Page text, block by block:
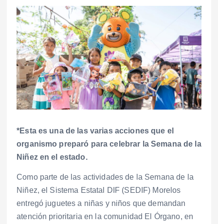
*Esta es una de las varias acciones que el
organismo preparó para celebrar la Semana de la
Niñez en el estado.
Como parte de las actividades de la Semana de la
Niñez, el Sistema Estatal DIF (SEDIF) Morelos
entregó juguetes a niñas y niños que demandan
atención prioritaria en la comunidad El Órgano, en